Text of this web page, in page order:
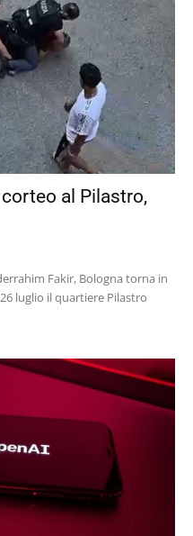
al Pilastro,
Fakir, Bologna torna in
luglio il quartiere Pilastro